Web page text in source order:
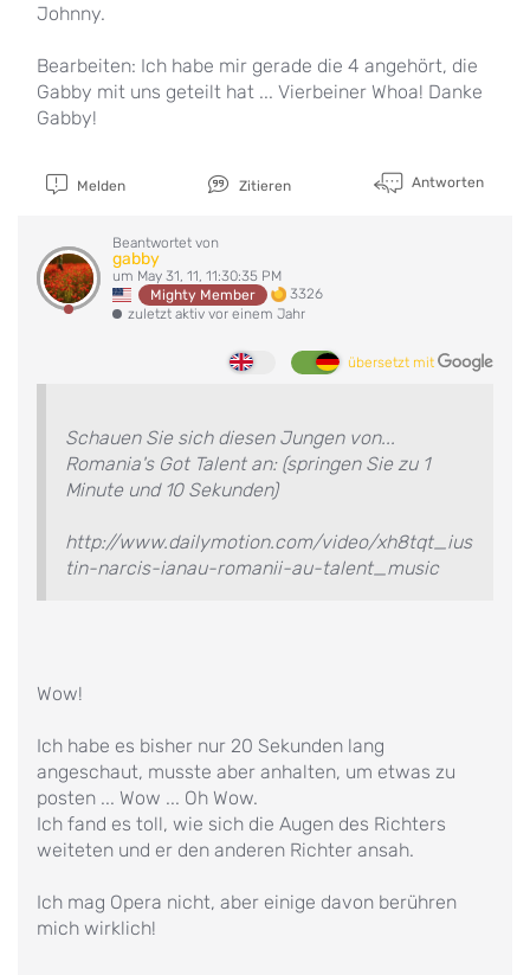
Johnny.
Bearbeiten: Ich habe mir gerade die 4 angehört, die
Gabby mit uns geteilt hat ... Vierbeiner Whoa! Danke
Gabby!
Melden Zitieren Antworten
Beantwortet von
gabby
um May 31, 11, 11:30:35 PM
Mighty Member
3326
zuletzt aktiv vor einem Jahr
übersetzt mit
Schauen Sie sich diesen Jungen von...
Romania's Got Talent an: (springen Sie zu 1
Minute und 10 Sekunden)
http://www.dailymotion.com/video/xh8tqt_ius
tin-narcis-ianau-romanii-au-talent_music
Wow!
Ich habe es bisher nur 20 Sekunden lang
angeschaut, musste aber anhalten, um etwas zu
posten ... Wow ... Oh Wow.
Ich fand es toll, wie sich die Augen des Richters
weiteten und er den anderen Richter ansah.
Ich mag Opera nicht, aber einige davon berühren
mich wirklich!